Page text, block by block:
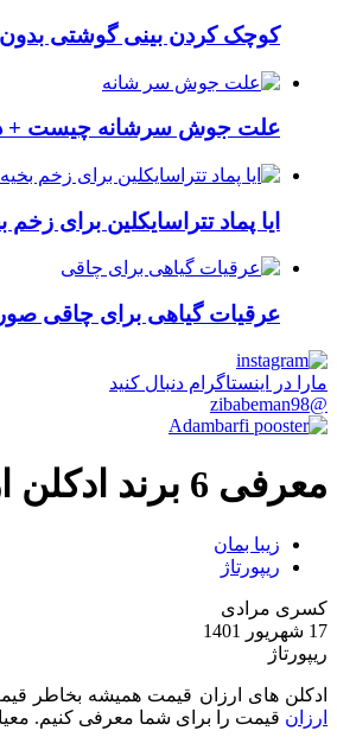
کوچک کردن بینی گوشتی
علت جوش سرشانه چیست +
ایا پماد تتراسایکلین برای
عرقیات گیاهی برای چاقی
مارا در اینستاگرام دنبال کنید
@zibabeman98
معرفی 6 برند ادکلن ارزان قیمت ایرانی و اماراتی
زیبا بمان
ریپورتاژ
کسری مرادی
17 شهریور 1401
ریپورتاژ
ادکلن های ارزان قیمت همیشه بخاطر
ارزان قیمت را برای شما معرفی کنیم.